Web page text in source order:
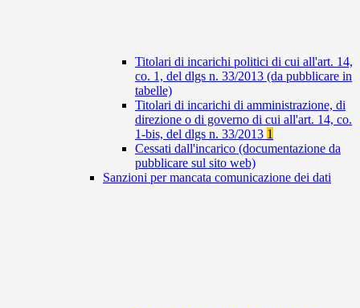
Titolari di incarichi politici di cui all'art. 14,
co. 1, del dlgs n. 33/2013 (da pubblicare in
tabelle)
Titolari di incarichi di amministrazione, di
direzione o di governo di cui all'art. 14, co.
1-bis, del dlgs n. 33/2013 1
Cessati dall'incarico (documentazione da
pubblicare sul sito web)
Sanzioni per mancata comunicazione dei dati